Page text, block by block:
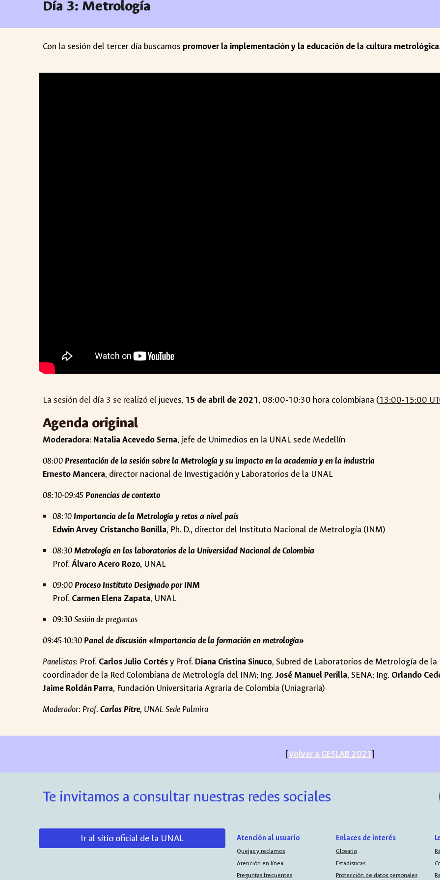
Día 3: Metrología
Con la sesión del tercer día buscamos promover la implementación y la educación de la cultura metrológica
La sesión del día 3 se realizó el jueves, 15 de abril de 2021, 08:00-10:30 hora colombiana (13:00-15:00
Agenda original
Moderadora: Natalia Acevedo Serna, jefe de Unimedios en la UNAL sede Medellín
08:00 Presentación de la sesión sobre la Metrología y su impacto en la academia y en la industria
Ernesto Mancera, director nacional de Investigación y Laboratorios de la UNAL
08:10-09:45 Ponencias de contexto
08:10 Importancia de la Metrología y retos a nivel país
Edwin Arvey Cristancho Bonilla, Ph. D., director del Instituto Nacional de Metrología (INM)
08:30Metrología en los laboratorios de la Universidad Nacional de Colombia
Prof.Álvaro Acero Rozo, UNAL
09:00 Proceso Instituto Designado por INM
Prof. Carmen Elena Zapata, UNAL
09:30 Sesión de preguntas
09:45-10:30 Panel de discusión «Importancia de la formación en metrología»
Panelistas: Prof. Carlos Julio Cortésy Prof. Diana Cristina Sinuco, Subred de Laboratorios de Metrología de
coordinador de la Red Colombiana de Metrología del INM; Ing.José Manuel Perilla, SENA; Ing. Orlando
Jaime Roldán Parra, Fundación Universitaria Agraria de Colombia (Uniagraria)
Moderador: Prof. Carlos Pitre, UNAL Sede Palmira
[Volver a GESLAB 2021]
Te invitamos a consultar nuestras redes sociales
Ir al sitio oficial de la UNAL Atención al usuario
Quejas y reclamos
Atención en línea
Preguntas frecuentes
Enlaces de interés
Glosario
Estadísticas
Protección de datos personales